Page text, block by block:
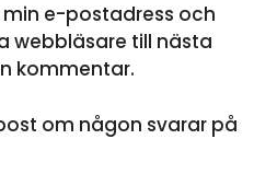
e-postadress och
webbläsare till nästa
kommentar.
om någon svarar på